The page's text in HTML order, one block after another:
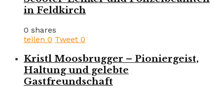
in Feldkirch
0 shares
teilen 0 Tweet 0
Kristl Moosbrugger – Pioniergeist,
Haltung und gelebte
Gastfreundschaft